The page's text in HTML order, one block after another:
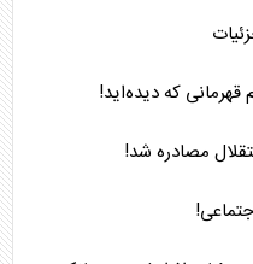
که دیده‌اید!
مصادره شد!